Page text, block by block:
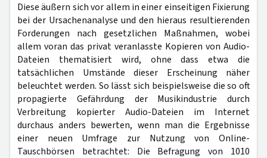
Diese äußern sich vor allem in einer einseitigen Fixierung
bei der Ursachenanalyse und den hieraus resultierenden
Forderungen nach gesetzlichen Maßnahmen, wobei
allem voran das privat veranlasste Kopieren von Audio-
Dateien thematisiert wird, ohne dass etwa die
tatsächlichen Umstände dieser Erscheinung näher
beleuchtet werden. So lässt sich beispielsweise die so oft
propagierte Gefährdung der Musikindustrie durch
Verbreitung kopierter Audio-Dateien im Internet
durchaus anders bewerten, wenn man die Ergebnisse
einer neuen Umfrage zur Nutzung von Online-
Tauschbörsen betrachtet: Die Befragung von 1010